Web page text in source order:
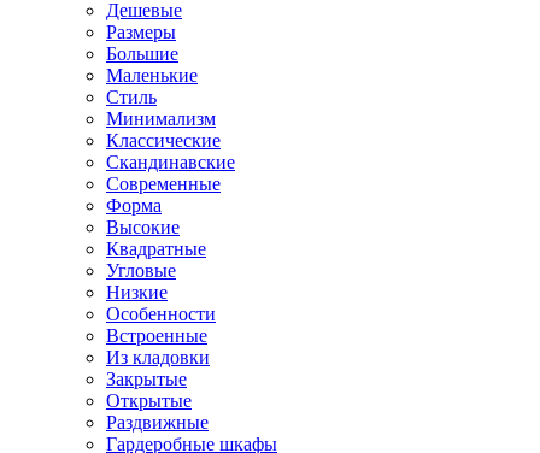
Дешевые
Размеры
Большие
Маленькие
Стиль
Минимализм
Классические
Скандинавские
Современные
Форма
Высокие
Квадратные
Угловые
Низкие
Особенности
Встроенные
Из кладовки
Закрытые
Открытые
Раздвижные
Гардеробные шкафы